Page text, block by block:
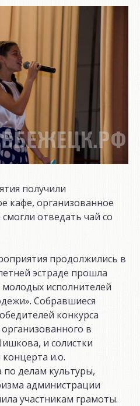
получили
кафе, организованное
отведать чай со
продолжились в
эстраде прошла
исполнителей
Собравшиеся
конкурса
в
и солистки
и.о.
по делам культуры,
администрации
участникам грамоты.